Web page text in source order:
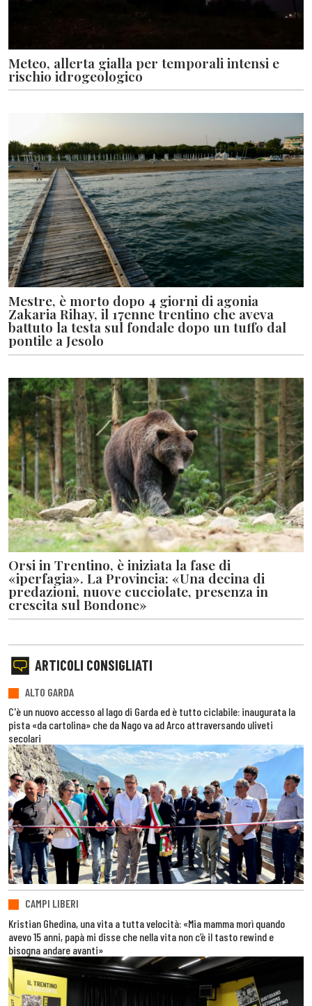
Meteo, allerta gialla per temporali intensi e
rischio idrogeologico
Mestre, è morto dopo 4 giorni di agonia
Zakaria Rihay, il 17enne trentino che aveva
battuto la testa sul fondale dopo un tuffo dal
pontile a Jesolo
Orsi in Trentino, è iniziata la fase di
«iperfagia». La Provincia: «Una decina di
predazioni, nuove cucciolate, presenza in
crescita sul Bondone»
ARTICOLI CONSIGLIATI
ALTO GARDA
C'è un nuovo accesso al lago di Garda ed è tutto ciclabile: inaugurata la
pista «da cartolina» che da Nago va ad Arco attraversando uliveti
secolari
CAMPI LIBERI
Kristian Ghedina, una vita a tutta velocità: «Mia mamma morì quando
avevo 15 anni, papà mi disse che nella vita non c’è il tasto rewind e
bisogna andare avanti»